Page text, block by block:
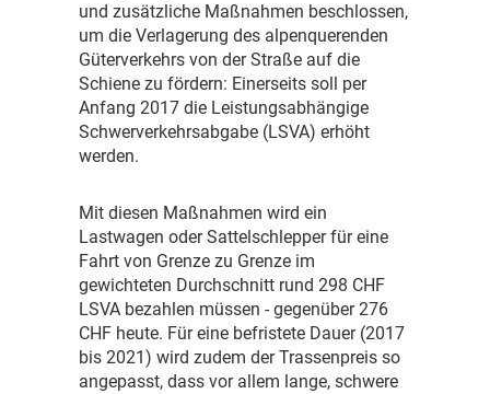
und zusätzliche Maßnahmen beschlossen,
um die Verlagerung des alpenquerenden
Güterverkehrs von der Straße auf die
Schiene zu fördern: Einerseits soll per
Anfang 2017 die Leistungsabhängige
Schwerverkehrsabgabe (LSVA) erhöht
werden.
Mit diesen Maßnahmen wird ein
Lastwagen oder Sattelschlepper für eine
Fahrt von Grenze zu Grenze im
gewichteten Durchschnitt rund 298 CHF
LSVA bezahlen müssen - gegenüber 276
CHF heute. Für eine befristete Dauer (2017
bis 2021) wird zudem der Trassenpreis so
angepasst, dass vor allem lange, schwere